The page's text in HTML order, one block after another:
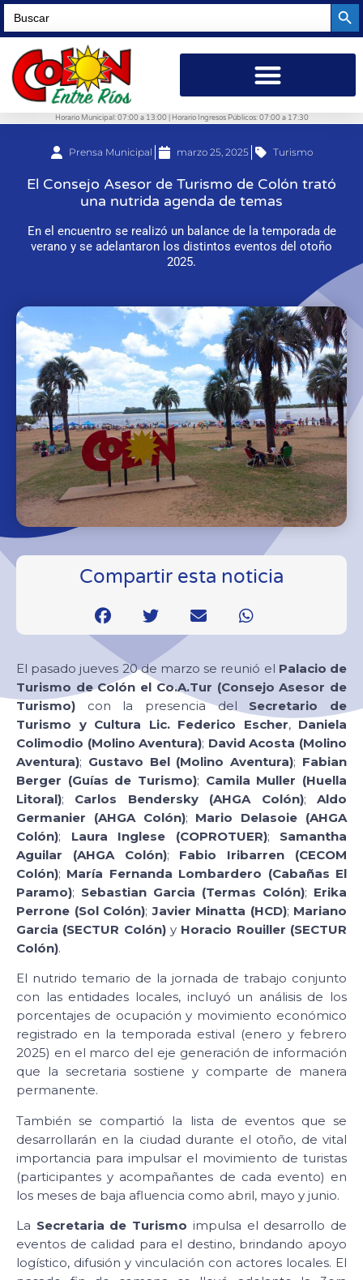
Search
for:
Horario Municipal: 07:00 a 13:00 | Horario Ingresos Públicos: 07:00 a 17:30
Prensa Municipal marzo 25, 2025 Turismo
El Consejo Asesor de Turismo de Colón trató
una nutrida agenda de temas
En el encuentro se realizó un balance de la temporada de
verano y se adelantaron los distintos eventos del otoño
2025.
Compartir esta noticia
El pasado jueves 20 de marzo se reunió el Palacio de
Turismo de Colón el Co.A.Tur (Consejo Asesor de
Turismo) con la presencia del Secretario de
Turismo y Cultura Lic. Federico Escher, Daniela
Colimodio (Molino Aventura); David Acosta (Molino
Aventura); Gustavo Bel (Molino Aventura); Fabian
Berger (Guías de Turismo); Camila Muller (Huella
Litoral); Carlos Bendersky (AHGA Colón);Aldo
Germanier (AHGA Colón); Mario Delasoie (AHGA
Colón); Laura Inglese (COPROTUER); Samantha
Aguilar (AHGA Colón); Fabio Iribarren (CECOM
Colón); María Fernanda Lombardero (Cabañas El
Paramo); Sebastian Garcia (Termas Colón); Erika
Perrone (Sol Colón);Javier Minatta (HCD); Mariano
Garcia (SECTUR Colón)y Horacio Rouiller (SECTUR
Colón).
El nutrido temario de la jornada de trabajo conjunto
con las entidades locales, incluyó un análisis de los
porcentajes de ocupación y movimiento económico
registrado en la temporada estival (enero y febrero
2025) en el marco del eje generación de información
que la secretaria sostiene y comparte de manera
permanente.
También se compartió la lista de eventos que se
desarrollarán en la ciudad durante el otoño, de vital
importancia para impulsar el movimiento de turistas
(participantes y acompañantes de cada evento) en
los meses de baja afluencia como abril, mayo y junio.
La Secretaria de Turismo impulsa el desarrollo de
eventos de calidad para el destino, brindando apoyo
logístico, difusión y vinculación con actores locales. El